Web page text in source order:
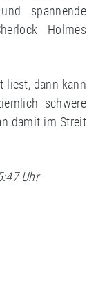
spannende
Holmes
liest, dann kann
schwere
damit im Streit
Uhr